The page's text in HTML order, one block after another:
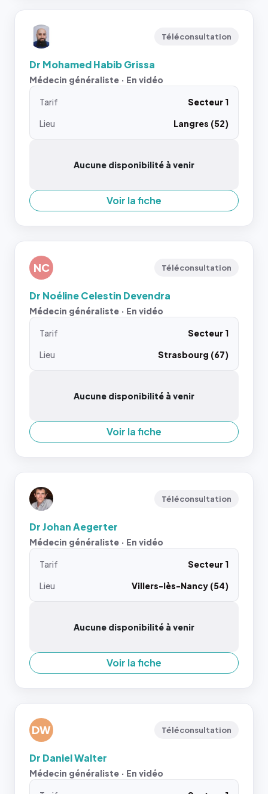
Téléconsultation
Dr Mohamed Habib Grissa
Médecin généraliste · En vidéo
Tarif
Secteur 1
Lieu
Langres (52)
Aucune disponibilité à venir
Voir la fiche
NC Téléconsultation
Dr Noéline Celestin Devendra
Médecin généraliste · En vidéo
Tarif
Secteur 1
Lieu
Strasbourg (67)
Aucune disponibilité à venir
Voir la fiche
Téléconsultation
Dr Johan Aegerter
Médecin généraliste · En vidéo
Tarif
Secteur 1
Lieu
Villers-lès-Nancy (54)
Aucune disponibilité à venir
Voir la fiche
DW Téléconsultation
Dr Daniel Walter
Médecin généraliste · En vidéo